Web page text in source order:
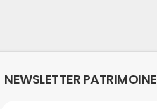
NEWSLETTER PATRIMOINE